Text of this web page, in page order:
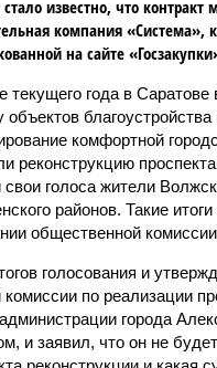
известно, что
компания «Система»,
на сайте
текущего года в Саратове
объектов
комфортной
реконструкцию
свои голоса жители
районов. Такие
общественной
голосования и
по реализации
города
и заявил, что он не